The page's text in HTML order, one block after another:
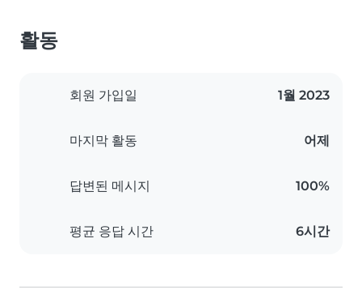
활동
회원 가입일 1월 2023
마지막 활동 어제
답변된 메시지 100%
평균 응답 시간 6시간